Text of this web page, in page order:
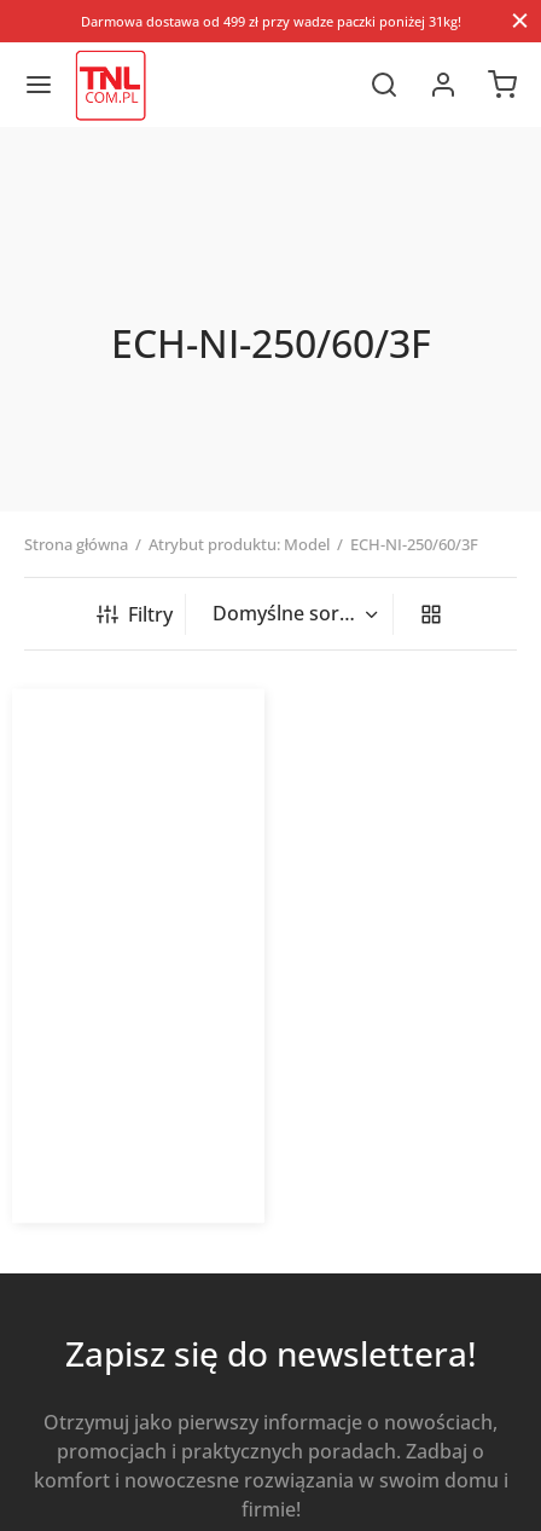
Darmowa dostawa od 499 zł przy wadze paczki poniżej 31kg!
ECH-NI-250/60/3F
Strona główna / Atrybut produktu: Model / ECH-NI-250/60/3F
Filtry
Zapisz się do newslettera!
Otrzymuj jako pierwszy informacje o nowościach,
promocjach i praktycznych poradach. Zadbaj o
komfort i nowoczesne rozwiązania w swoim domu i
firmie!